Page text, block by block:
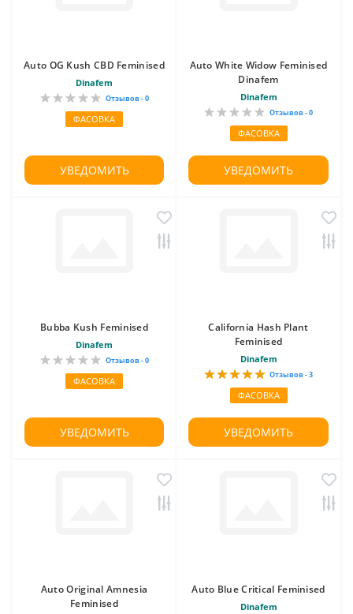
Auto OG Kush CBD Feminised
Dinafem
Отзывов - 0
ФАСОВКА
УВЕДОМИТЬ
Auto White Widow Feminised
Dinafem
Dinafem
Отзывов - 0
ФАСОВКА
УВЕДОМИТЬ
Bubba Kush Feminised
Dinafem
Отзывов - 0
ФАСОВКА
УВЕДОМИТЬ
California Hash Plant
Feminised
Dinafem
Отзывов - 3
ФАСОВКА
УВЕДОМИТЬ
Auto Original Amnesia
Feminised
Auto Blue Critical Feminised
Dinafem